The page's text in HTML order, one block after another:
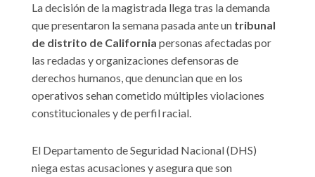
La decisión de la magistrada llega tras la demanda
que presentaron la semana pasada ante un tribunal
de distrito de California personas afectadas por
las redadas y organizaciones defensoras de
derechos humanos, que denuncian que en los
operativos sehan cometido múltiples violaciones
constitucionales y de perfil racial.
El Departamento de Seguridad Nacional (DHS)
niega estas acusaciones y asegura que son